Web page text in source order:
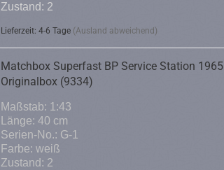
Zustand: 2
Lieferzeit: 4-6 Tage (Ausland abweichend)
Matchbox Superfast BP Service Station 1965
Originalbox (9334)
Maßstab: 1:43
Länge: 40 cm
Serien-No.: G-1
Farbe: weiß
Zustand: 2